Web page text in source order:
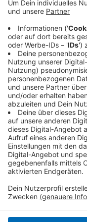
Anzeige
Maximilian Adam
nach Krefeld. Der
demnach genau ins
nächsten Saison in
Anzeige
Anzeige